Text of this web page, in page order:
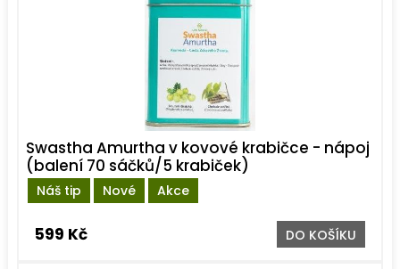
Náš tip Nové Akce
Swastha Amurtha v kovové krabičce - nápoj
(balení 70 sáčků/5 krabiček)
599 Kč DO KOŠÍKU